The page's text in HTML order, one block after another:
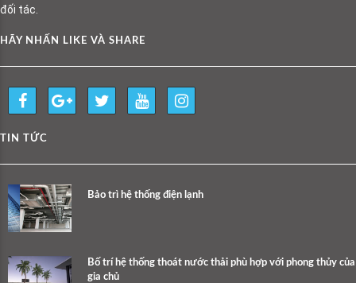
đối tác.
HÃY NHẤN LIKE VÀ SHARE
TIN TỨC
Bảo trì hệ thống điện lạnh
Bố trí hệ thống thoát nước thải phù hợp với phong thủy của
gia chủ